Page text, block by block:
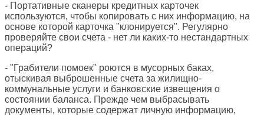
- Портативные сканеры кредитных карточек
используются, чтобы копировать с них информацию, на
основе которой карточка "клонируется". Регулярно
проверяйте свои счета - нет ли каких-то нестандартных
операций?
- "Грабители помоек" роются в мусорных баках,
отыскивая выброшенные счета за жилищно-
коммунальные услуги и банковские извещения о
состоянии баланса. Прежде чем выбрасывать
документы, которые содержат личную информацию,